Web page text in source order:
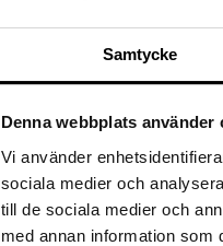
Samtycke
Denna webbplats använder
Vi använder
sociala medier och
till de sociala medier och
med annan information som
Naturens Apotek Ingefära
Ingefära innehåller ett
som är ett välkänt och naturligt